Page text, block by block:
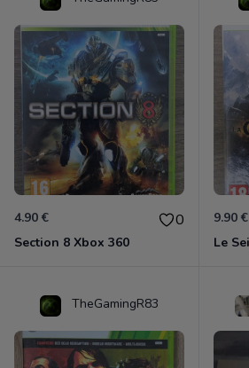
4.90 € 0
Section 8 Xbox 360
9.90 €
TheGamingR83